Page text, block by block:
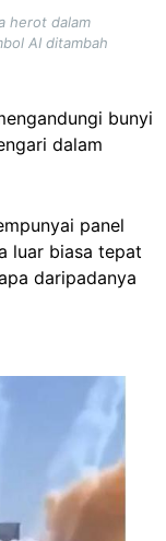
herot dalam
AI ditambah
bunyi
dalam
panel
luar biasa tepat
daripadanya